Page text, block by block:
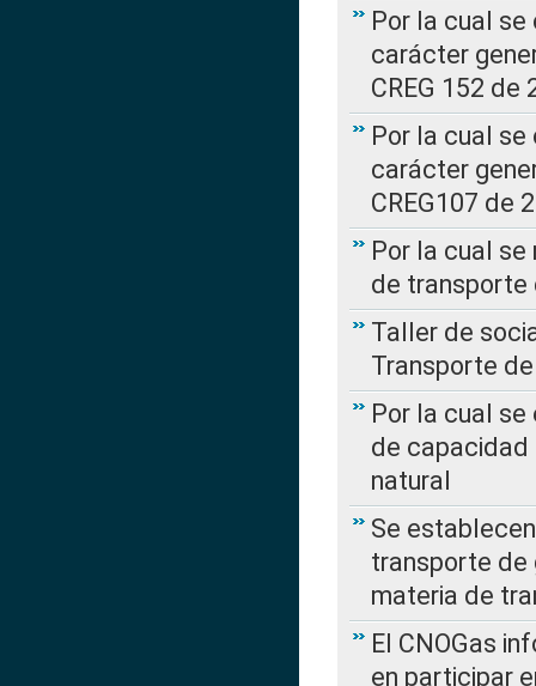
Por la cual
carácter
CREG 152 de
Por la cual
carácter
CREG107 de
Por la cual
de transporte
Taller de
Transporte
Por la cual
de capacidad
natural
Se
transporte de
materia de
El CNOGas
en participar